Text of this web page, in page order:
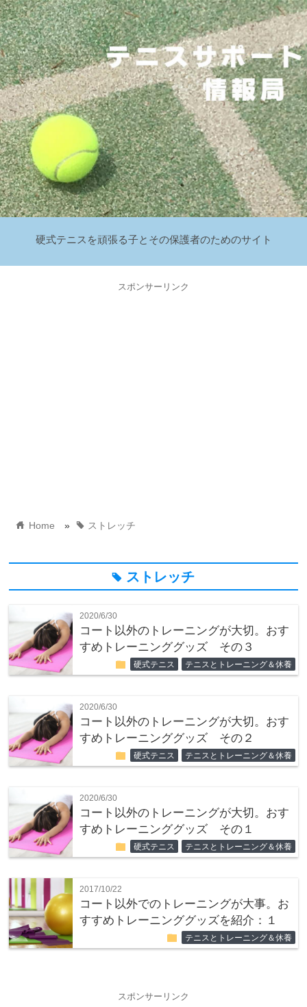
硬式テニスを頑張る子とその保護者のためのサイト
スポンサーリンク
home Home » tag ストレッチ
tag ストレッチ
2020/6/30
コート以外のトレーニングが大切。おす
すめトレーニンググッズ その３
folder 硬式テニス テニスとトレーニング＆休養
2020/6/30
コート以外のトレーニングが大切。おす
すめトレーニンググッズ その２
folder 硬式テニス テニスとトレーニング＆休養
2020/6/30
コート以外のトレーニングが大切。おす
すめトレーニンググッズ その１
folder 硬式テニス テニスとトレーニング＆休養
2017/10/22
コート以外でのトレーニングが大事。お
すすめトレーニンググッズを紹介：１
folder テニスとトレーニング＆休養
スポンサーリンク